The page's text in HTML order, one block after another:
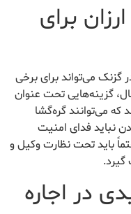
برای
گزنک می‌تواند برای برخی
گزینه‌هایی تحت عنوان
که می‌توانند گره‌گشا
نباید فدای امنیت
باید تحت نظارت وکیل و
در اجاره